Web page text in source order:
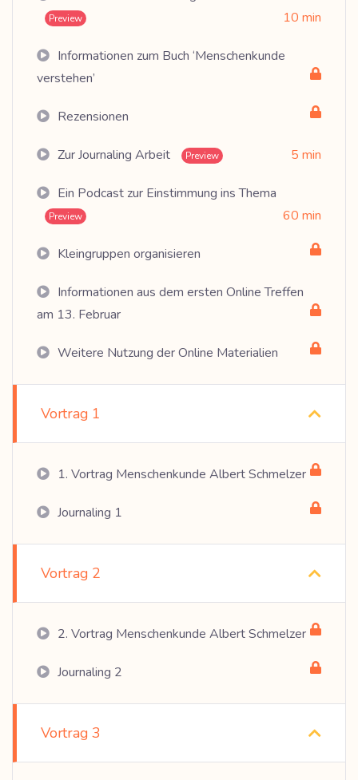
Preview 10 min
Informationen zum Buch ‘Menschenkunde
verstehen’
Rezensionen
Zur Journaling Arbeit Preview 5 min
Ein Podcast zur Einstimmung ins Thema
Preview 60 min
Kleingruppen organisieren
Informationen aus dem ersten Online Treffen
am 13. Februar
Weitere Nutzung der Online Materialien
Vortrag 1
1. Vortrag Menschenkunde Albert Schmelzer
Journaling 1
Vortrag 2
2. Vortrag Menschenkunde Albert Schmelzer
Journaling 2
Vortrag 3